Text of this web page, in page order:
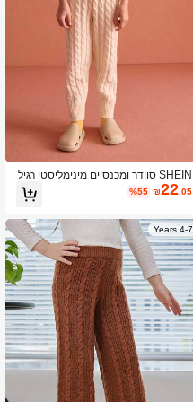
SHEIN סוודר ומכנסיים מינימליסטי רגיל
לנערה צעירה סט 2 יחידות, גזרה רופפת
₪22.05
%55
4-7 Years